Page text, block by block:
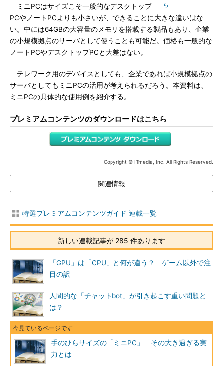
ら
ミニPCはサイズこそ一般的なデスクトップ
PCやノートPCよりも小さいが、できることに大きな違いはな
い。中には64GBの大容量のメモリを搭載する製品もあり、企業
の小規模拠点のサーバとして使うことも可能だ。価格も一般的な
ノートPCやデスクトップPCと大差はない。
テレワーク用のデバイスとしても、企業であれば小規模拠点の
サーバとしてもミニPCの活用が考えられるだろう。本資料は、
ミニPCの具体的な使用例を紹介する。
プレミアムコンテンツのダウンロードはこちら
Copyright © ITmedia, Inc. All Rights Reserved.
関連情報
特選プレミアムコンテンツガイド 連載一覧
新しい連載記事が 285 件あります
「GPU」は「CPU」と何が違う？ ゲーム以外で注
目の訳
人間的な「チャットbot」が引き起こす重い問題と
は？
手のひらサイズの「ミニPC」 その大き過ぎる実
力とは